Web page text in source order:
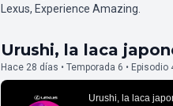
Lexus, Experience Amazing.
Urushi, la laca
Hace 28 días • Temporada 6 • Episodio